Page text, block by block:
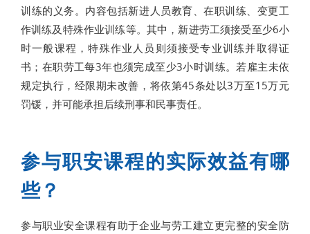
训练的义务。内容包括新进人员教育、在职训练、变更工
作训练及特殊作业训练等。其中，新进劳工须接受至少6小
时一般课程，特殊作业人员则须接受专业训练并取得证
书；在职劳工每3年也须完成至少3小时训练。若雇主未依
规定执行，经限期未改善，将依第45条处以3万至15万元
罚锾，并可能承担后续刑事和民事责任。
参与职安课程的实际效益有哪
些？
参与职业安全课程有助于企业与劳工建立更完整的安全防